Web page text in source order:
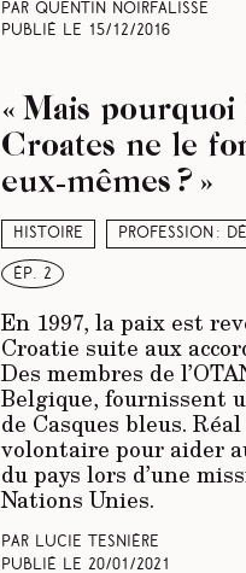
Par Quentin Noirfalisse
Publié le
15/12/2016
Histoire Profession :
ép. 2
« Mais pourquoi
Croates ne le
eux-mêmes ? »
En 1997, la paix est
Croatie suite aux
Des membres de
Belgique, fournissent
de Casques bleus.
volontaire pour aider
du pays lors d’une
Nations Unies.
Par Lucie Tesnière
Publié le 20/01/2021